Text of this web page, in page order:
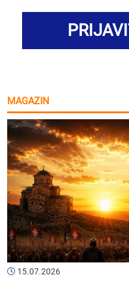
MAGAZIN
15.07.2026